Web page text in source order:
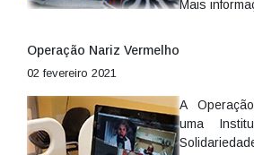
Mais
Operação Nariz Vermelho
02 fevereiro 2021
A
uma